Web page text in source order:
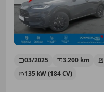
03/2025 3.200 km
135 kW (184 CV)